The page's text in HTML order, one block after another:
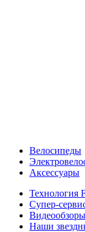
Велосипеды
Аксессуары
Технология
Супер-
Видеообзоры
Наши